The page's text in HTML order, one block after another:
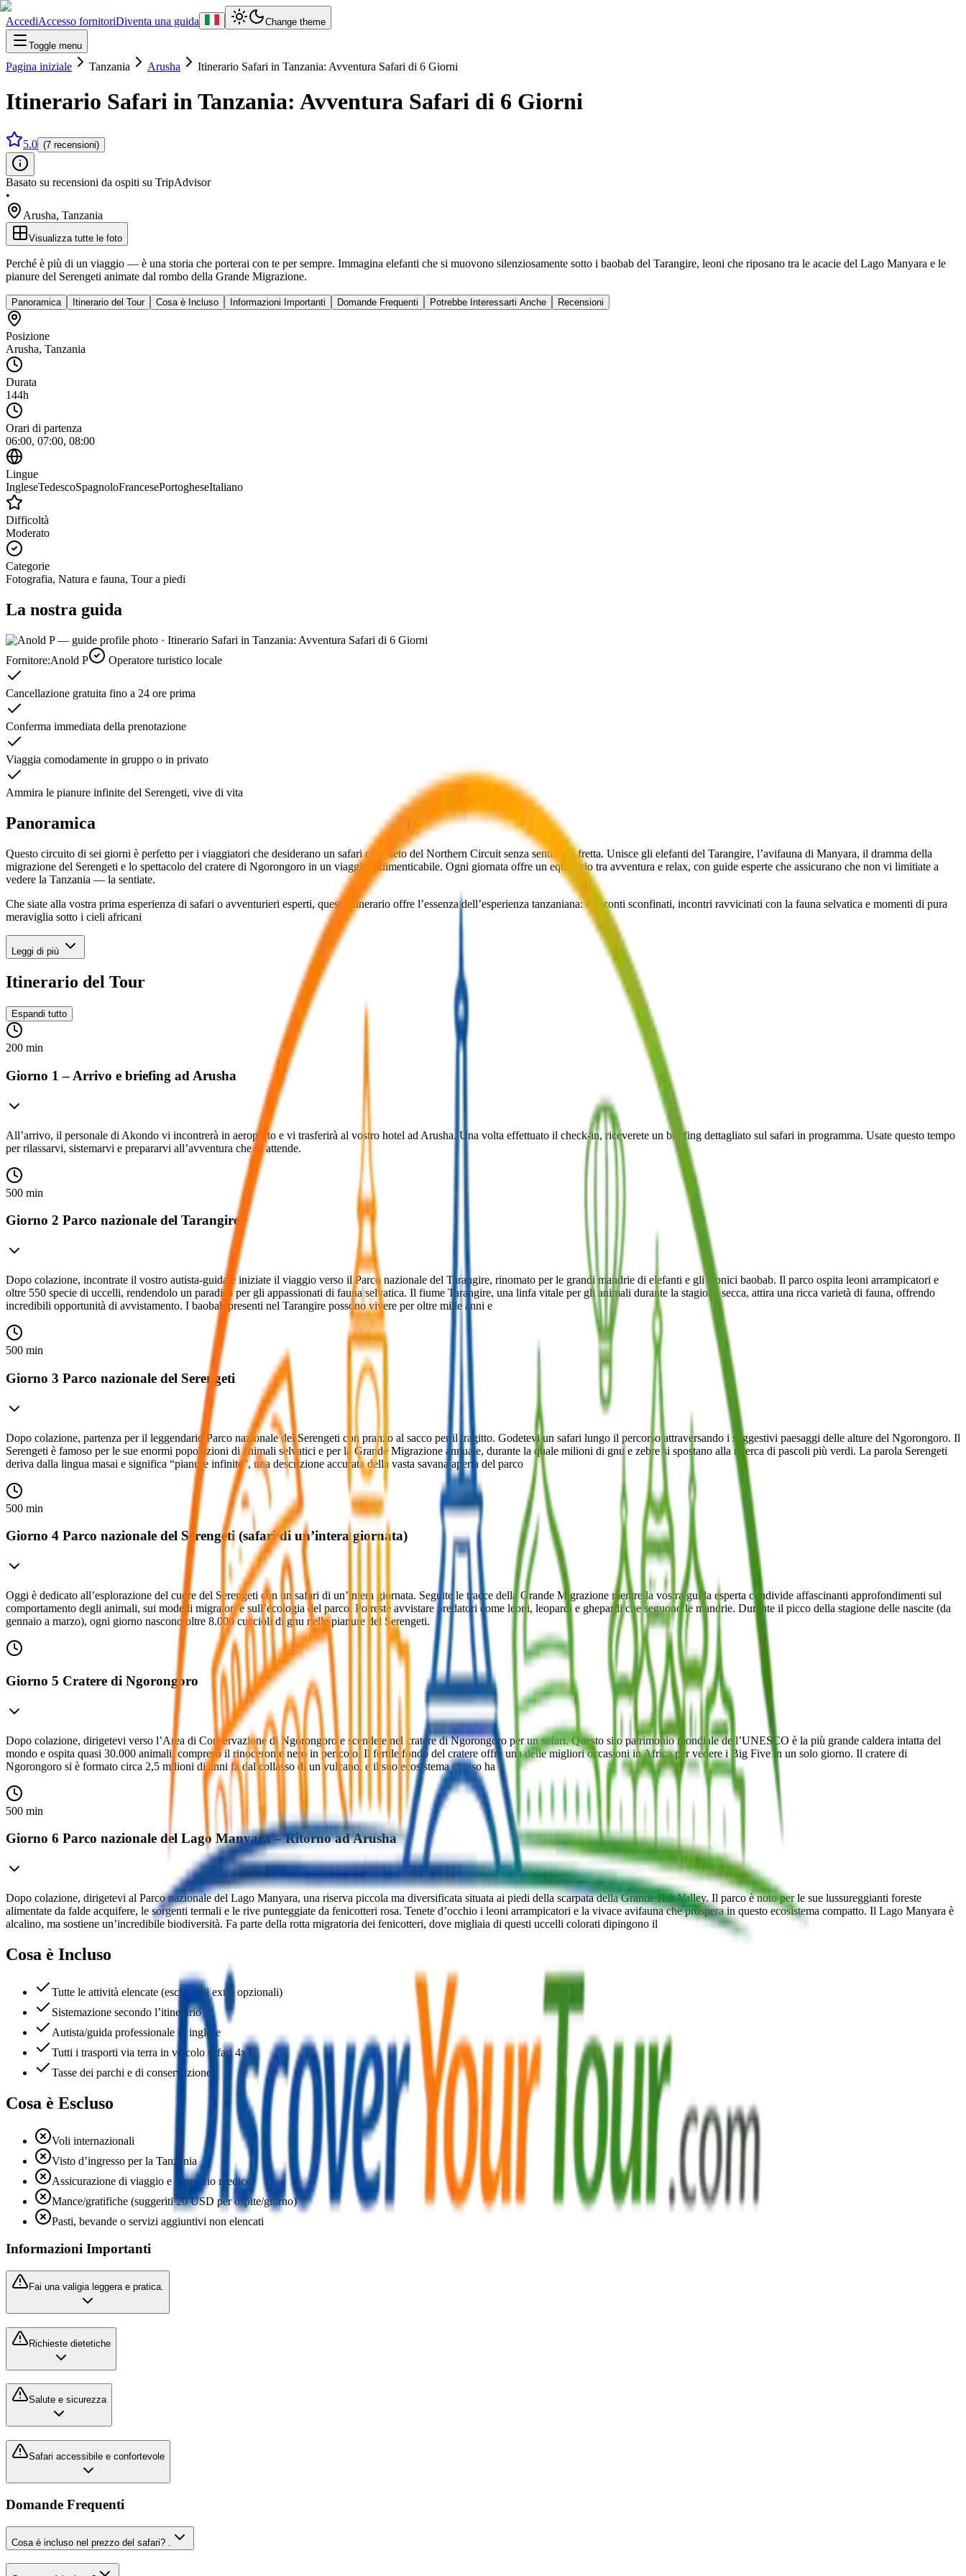
AccediAccesso fornitoriDiventa una guida Change theme
Toggle menu
Pagina iniziale Tanzania Arusha Itinerario Safari in Tanzania: Avventura Safari di 6 Giorni
Itinerario Safari in Tanzania: Avventura Safari di 6 Giorni
5.0 (7 recensioni)
Basato su recensioni da ospiti su TripAdvisor
•
Arusha, Tanzania
Visualizza tutte le foto
Perché è più di un viaggio — è una storia che porterai con te per sempre. Immagina elefanti che si muovono silenziosamente sotto i baobab del Tarangire, leoni che riposano tra le acacie del Lago Manyara e le
pianure del Serengeti animate dal rombo della Grande Migrazione.
Panoramica Itinerario del Tour Cosa è Incluso Informazioni Importanti Domande Frequenti Potrebbe Interessarti Anche Recensioni
Posizione
Arusha, Tanzania
Durata
144h
Orari di partenza
06:00, 07:00, 08:00
Lingue
IngleseTedescoSpagnoloFrancesePortogheseItaliano
Difficoltà
Moderato
Categorie
Fotografia, Natura e fauna, Tour a piedi
La nostra guida
Fornitore:Anold P Operatore turistico locale
Cancellazione gratuita fino a 24 ore prima
Conferma immediata della prenotazione
Viaggia comodamente in gruppo o in privato
Ammira le pianure infinite del Serengeti, vive di vita
Panoramica
Questo circuito di sei giorni è perfetto per i viaggiatori che desiderano un safari completo del Northern Circuit senza sentirsi di fretta. Unisce gli elefanti del Tarangire, l’avifauna di Manyara, il dramma della
migrazione del Serengeti e lo spettacolo del cratere di Ngorongoro in un viaggio indimenticabile. Ogni giornata offre un equilibrio tra avventura e relax, con guide esperte che assicurano che non vi limitiate a
vedere la Tanzania — la sentiate.
Che siate alla vostra prima esperienza di safari o avventurieri esperti, questo itinerario offre l’essenza dell’esperienza tanzaniana: orizzonti sconfinati, incontri ravvicinati con la fauna selvatica e momenti di pura
meraviglia sotto i cieli africani
Leggi di più
Itinerario del Tour
Espandi tutto
200 min
Giorno 1 – Arrivo e briefing ad Arusha
All’arrivo, il personale di Akondo vi incontrerà in aeroporto e vi trasferirà al vostro hotel ad Arusha. Una volta effettuato il check-in, riceverete un briefing dettagliato sul safari in programma. Usate questo tempo
per rilassarvi, sistemarvi e prepararvi all’avventura che vi attende.
500 min
Giorno 2 Parco nazionale del Tarangire
Dopo colazione, incontrate il vostro autista-guida e iniziate il viaggio verso il Parco nazionale del Tarangire, rinomato per le grandi mandrie di elefanti e gli iconici baobab. Il parco ospita leoni arrampicatori e
oltre 550 specie di uccelli, rendendolo un paradiso per gli appassionati di fauna selvatica. Il fiume Tarangire, una linfa vitale per gli animali durante la stagione secca, attira una ricca varietà di fauna, offrendo
incredibili opportunità di avvistamento. I baobab presenti nel Tarangire possono vivere per oltre mille anni e
500 min
Giorno 3 Parco nazionale del Serengeti
Dopo colazione, partenza per il leggendario Parco nazionale del Serengeti con pranzo al sacco per il tragitto. Godetevi un safari lungo il percorso attraversando i suggestivi paesaggi delle alture del Ngorongoro. Il
Serengeti è famoso per le sue enormi popolazioni di animali selvatici e per la Grande Migrazione annuale, durante la quale milioni di gnu e zebre si spostano alla ricerca di pascoli più verdi. La parola Serengeti
deriva dalla lingua masai e significa “pianure infinite”, una descrizione accurata della vasta savana aperta del parco
500 min
Giorno 4 Parco nazionale del Serengeti (safari di un’intera giornata)
Oggi è dedicato all’esplorazione del cuore del Serengeti con un safari di un’intera giornata. Seguite le tracce della Grande Migrazione mentre la vostra guida esperta condivide affascinanti approfondimenti sul
comportamento degli animali, sui modelli migratori e sull’ecologia del parco. Potreste avvistare predatori come leoni, leopardi e ghepardi che seguono le mandrie. Durante il picco della stagione delle nascite (da
gennaio a marzo), ogni giorno nascono oltre 8.000 cuccioli di gnu nelle pianure del Serengeti.
Giorno 5 Cratere di Ngorongoro
Dopo colazione, dirigetevi verso l’Area di Conservazione di Ngorongoro e scendete nel cratere di Ngorongoro per un safari. Questo sito patrimonio mondiale dell’UNESCO è la più grande caldera intatta del
mondo e ospita quasi 30.000 animali, compreso il rinoceronte nero in pericolo. Il fertile fondo del cratere offre una delle migliori occasioni in Africa per vedere i Big Five in un solo giorno. Il cratere di
Ngorongoro si è formato circa 2,5 milioni di anni fa dal collasso di un vulcano, e il suo ecosistema chiuso ha
500 min
Giorno 6 Parco nazionale del Lago Manyara – Ritorno ad Arusha
Dopo colazione, dirigetevi al Parco nazionale del Lago Manyara, una riserva piccola ma diversificata situata ai piedi della scarpata della Grande Rift Valley. Il parco è noto per le sue lussureggianti foreste
alimentate da falde acquifere, le sorgenti termali e le rive punteggiate da fenicotteri rosa. Tenete d’occhio i leoni arrampicatori e la vivace avifauna che prospera in questo ecosistema compatto. Il Lago Manyara è
alcalino, ma sostiene un’incredibile biodiversità. Fa parte della rotta migratoria dei fenicotteri, dove migliaia di questi uccelli colorati dipingono il
Cosa è Incluso
Tutte le attività elencate (esclusi gli extra opzionali)
Sistemazione secondo l’itinerario
Autista/guida professionale in inglese
Tutti i trasporti via terra in veicolo safari 4x4
Tasse dei parchi e di conservazione
Cosa è Escluso
Voli internazionali
Visto d’ingresso per la Tanzania
Assicurazione di viaggio e rimpatrio medico
Mance/gratifiche (suggeriti 20 USD per ospite/giorno)
Pasti, bevande o servizi aggiuntivi non elencati
Informazioni Importanti
Fai una valigia leggera e pratica.
Richieste dietetiche
Salute e sicurezza
Safari accessibile e confortevole
Domande Frequenti
Cosa è incluso nel prezzo del safari? .